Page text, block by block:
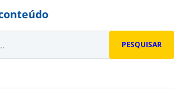
PESQUISAR